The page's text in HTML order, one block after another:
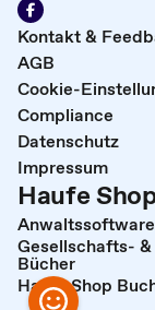
Kontakt &
AGB
Cookie-
Compliance
Datenschutz
Impressum
Haufe
Anwaltssoftware
Gesellschafts-
Bücher
Haufe Shop